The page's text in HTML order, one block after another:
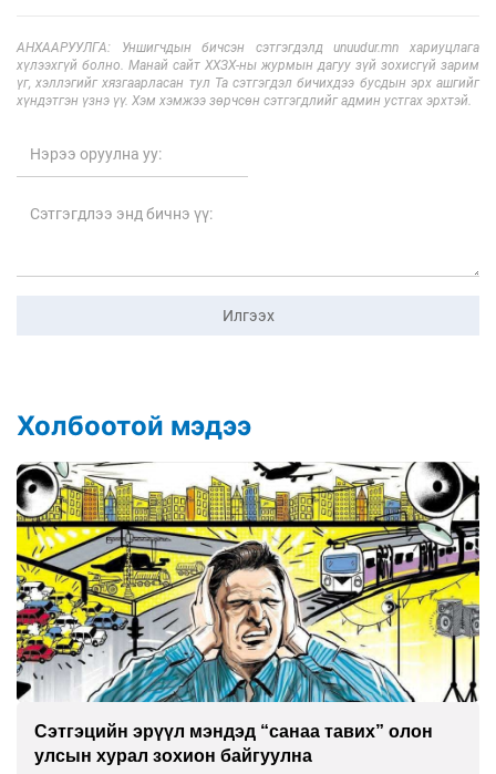
АНХААРУУЛГА: Уншигчдын бичсэн сэтгэгдэлд unuudur.mn хариуцлага
хүлээхгүй болно. Манай сайт ХХЗХ-ны журмын дагуу зүй зохисгүй зарим
үг, хэллэгийг хязгаарласан тул Та сэтгэгдэл бичихдээ бусдын эрх ашгийг
хүндэтгэн үзнэ үү. Хэм хэмжээ зөрчсөн сэтгэгдлийг админ устгах эрхтэй.
Илгээх
Холбоотой мэдээ
Сэтгэцийн эрүүл мэндэд “санаа тавих” олон
улсын хурал зохион байгуулна